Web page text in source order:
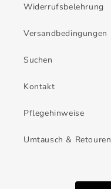
Widerrufsbelehrung
Versandbedingungen
Suchen
Kontakt
Pflegehinweise
Umtausch & Retouren